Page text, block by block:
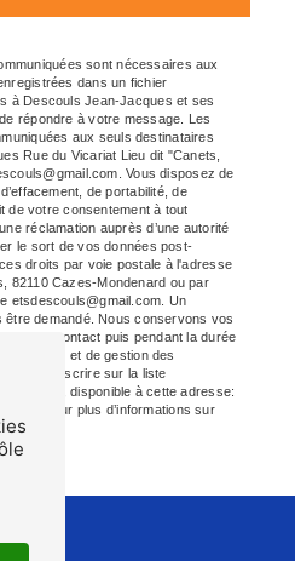
sont nécessaires aux
dans un fichier
à Descouls Jean-Jacques et ses
répondre à votre message. Les
aux seuls destinataires
Rue du Vicariat Lieu dit "Canets,
Vous disposez de
de portabilité, de
de votre consentement à tout
réclamation auprès d’une autorité
le sort de vos données post-
droits par voie postale à l'adresse
82110 Cazes-Mondenard ou par
etsdescouls@gmail.com. Un
être demandé. Nous conservons vos
prise de contact puis pendant la durée
et de gestion des
de vous inscrire sur la liste
disponible à cette adresse:
cnil.fr pour plus d’informations sur